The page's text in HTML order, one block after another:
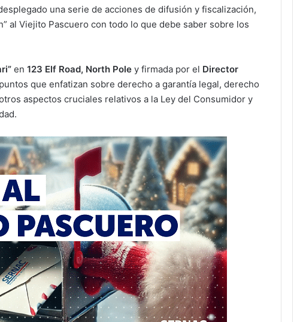
una serie de acciones de difusión y fiscalización,
al Viejito Pascuero con todo lo que debe saber sobre los
en 123 Elf Road, North Pole y firmada por el Director
que enfatizan sobre derecho a garantía legal, derecho
aspectos cruciales relativos a la Ley del Consumidor y